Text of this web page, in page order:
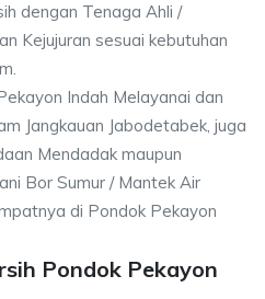
dengan Tenaga Ahli /
Kejujuran sesuai kebutuhan
Indah Melayanai dan
Jangkauan Jabodetabek, juga
Mendadak maupun
Bor Sumur / Mantek Air
di Pondok Pekayon
Pondok Pekayon